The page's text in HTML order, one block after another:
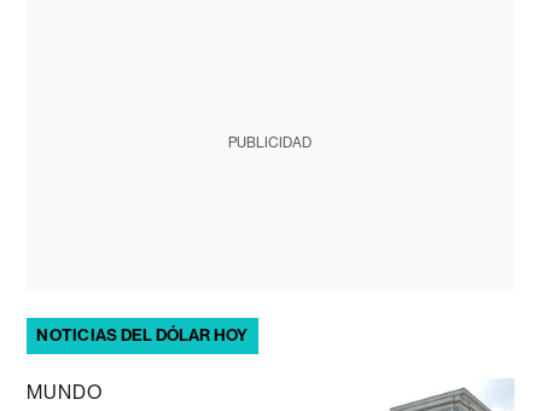
PUBLICIDAD
NOTICIAS DEL DÓLAR HOY
MUNDO